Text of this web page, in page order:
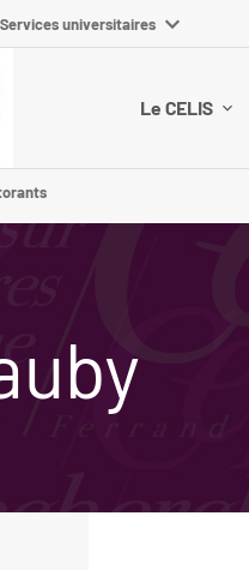
Services universitaires
Le CELIS